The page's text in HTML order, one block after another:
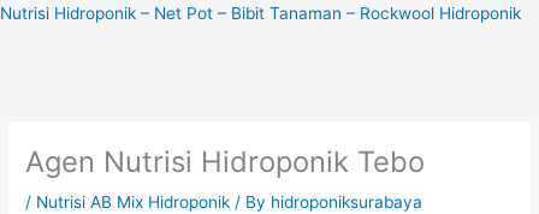
Skip
Nutrisi Hidroponik – Net Pot – Bibit Tanaman – Rockwool Hidroponik
Agen Nutrisi Hidroponik Tebo
/ Nutrisi AB Mix Hidroponik / By hidroponiksurabaya